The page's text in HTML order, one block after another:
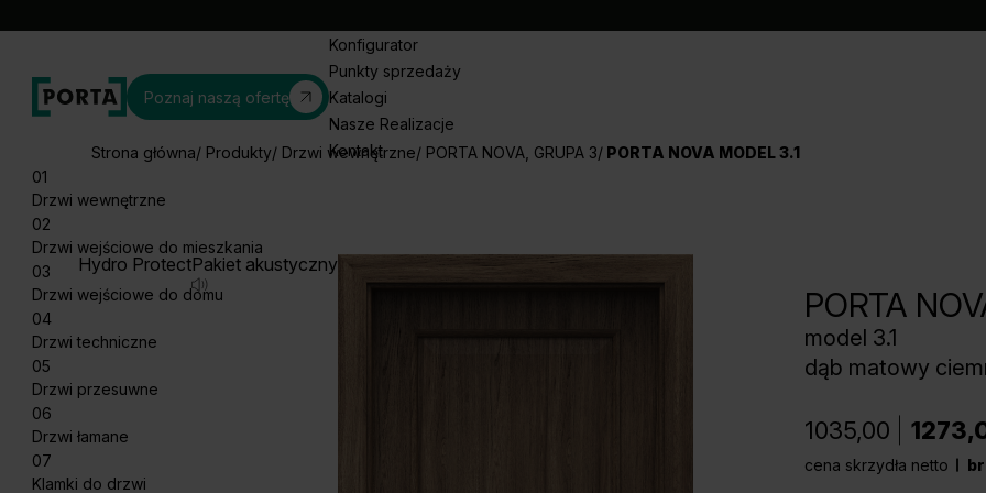
Poznaj naszą ofertę
Konfigurator
Punkty sprzedaży
Katalogi
Nasze Realizacje
Kontakt
01
Drzwi wewnętrzne
02
Drzwi wejściowe do mieszkania
03
Drzwi wejściowe do domu
04
Drzwi techniczne
05
Drzwi przesuwne
06
Drzwi łamane
07
Klamki do drzwi
Strona główna Produkty Drzwi wewnętrzne PORTA NOVA, GRUPA 3 PORTA NOVA MODEL 3.1
Hydro ProtectPakiet akustyczny
PORTA
model 3.1
dąb matowy
1035,00
cena skrzydła netto